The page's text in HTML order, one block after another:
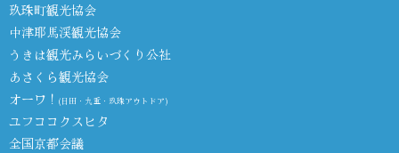
玖珠町観光協会
中津耶馬渓観光協会
うきは観光みらいづくり公社
あさくら観光協会
オーワ！ (日田・九重・玖珠アウトドア)
ユフココクスヒタ
全国京都会議